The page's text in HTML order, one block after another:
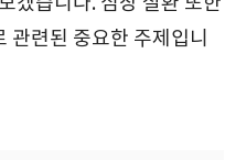
관련된 중요한 주제입니